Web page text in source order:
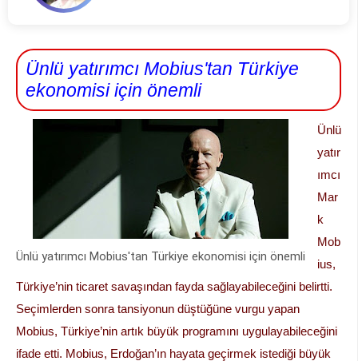
Ünlü yatırımcı Mobius'tan Türkiye
ekonomisi için önemli
Ünlü yatırımcı Mobius'tan Türkiye ekonomisi için önemli
Ünlü
yatır
ımcı
Mar
k
Mob
ius,
Türkiye’nin ticaret savaşından fayda sağlayabileceğini belirtti.
Seçimlerden sonra tansiyonun düştüğüne vurgu yapan
Mobius, Türkiye’nin artık büyük programını uygulayabileceğini
ifade etti. Mobius, Erdoğan’ın hayata geçirmek istediği büyük